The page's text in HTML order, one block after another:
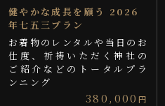
健やかな成長を願う 2026
年七五三プラン
お着物のレンタルや当日のお
仕度、祈祷いただく神社の
ご紹介などのトータルプラ
ンニング
380,000 円